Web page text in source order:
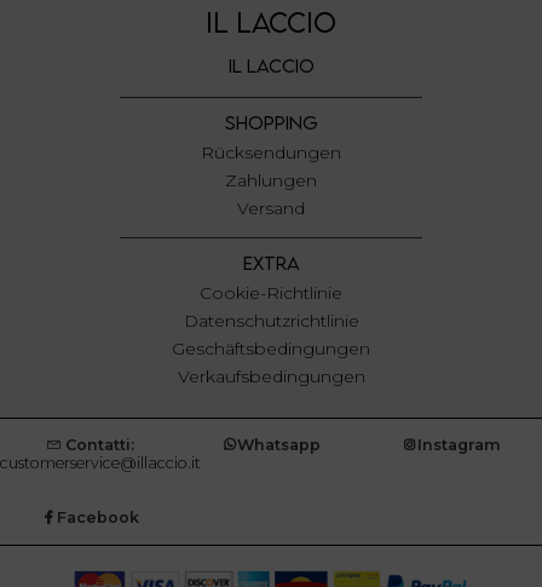
IL LACCIO
IL LACCIO
SHOPPING
Rücksendungen
Zahlungen
Versand
EXTRA
Cookie-Richtlinie
Datenschutzrichtlinie
Geschäftsbedingungen
Verkaufsbedingungen
Contatti:
customerservice@illaccio.it
Whatsapp Instagram
Facebook